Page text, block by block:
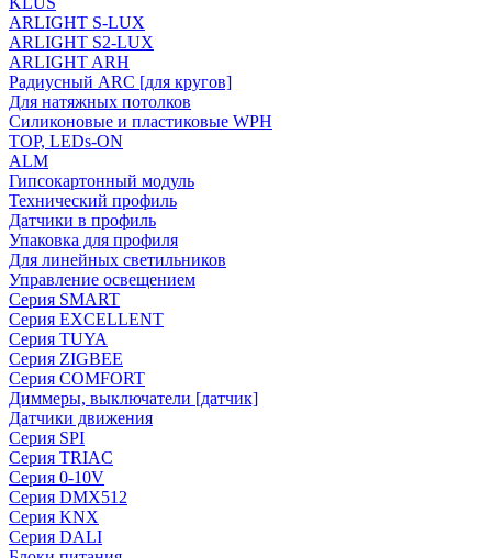
ARLIGHT S-LUX
ARLIGHT S2-LUX
ARLIGHT ARH
Радиусный ARC [для кругов]
Для натяжных потолков
Силиконовые и пластиковые WPH
TOP, LEDs-ON
ALM
Гипсокартонный модуль
Технический профиль
Датчики в профиль
Упаковка для профиля
Для линейных светильников
Управление освещением
Серия SMART
Серия EXCELLENT
Серия TUYA
Серия ZIGBEE
Серия COMFORT
Диммеры, выключатели [датчик]
Датчики движения
Серия SPI
Серия TRIAC
Серия 0-10V
Серия DMX512
Серия KNX
Серия DALI